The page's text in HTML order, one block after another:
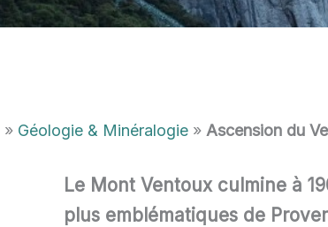
» Géologie & Minéralogie » Ascension du
Le Mont Ventoux culmine à
plus emblématiques de